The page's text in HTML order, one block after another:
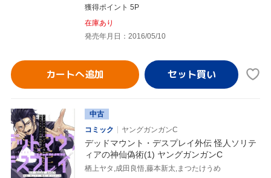
獲得ポイント 5P
在庫あり
発売年月日：2016/05/10
カートへ追加
中古
コミック
ヤングガンガンC
デッドマウント・デスプレイ外伝 怪人ソリテ
ィアの神仙偽術(1) ヤングガンガンC
栖上ヤタ,成田良悟,藤本新太,まつたけうめ